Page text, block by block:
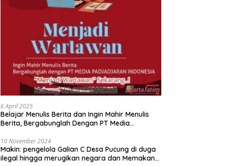
6 April 2025
Belajar Menulis Berita dan Ingin Mahir Menulis
Berita, Bergabunglah Dengan PT Media
10 November 2024
Makin: pengelola Galian C Desa Pucung di duga
ilegal hingga merugikan negara dan Memakan